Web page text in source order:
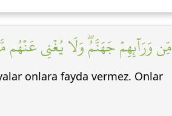
مِّن وَرَآئِهِمۡ جَهَنَّمُۖ وَلَا يُغۡنِي عَنۡهُم
onlara fayda vermez. Onlar